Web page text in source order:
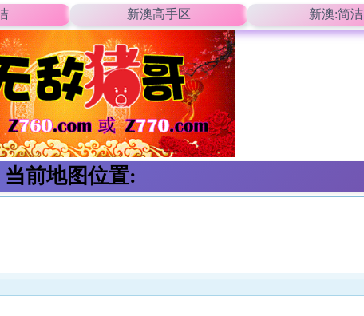
新澳高手区 新澳:简洁
当前地图位置: